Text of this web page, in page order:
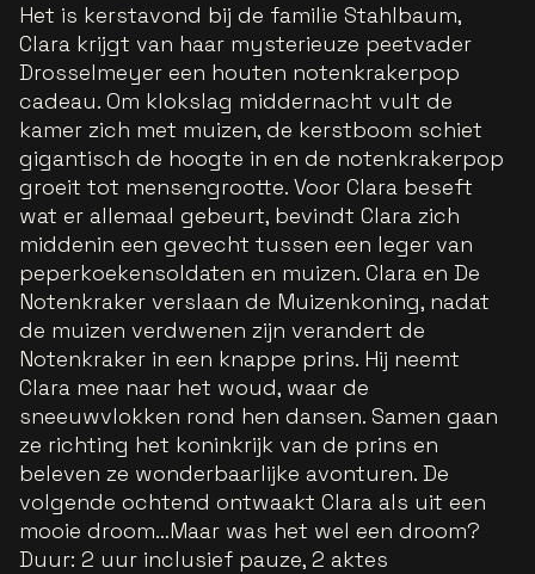
Het is kerstavond bij de familie Stahlbaum,
Clara krijgt van haar mysterieuze peetvader
Drosselmeyer een houten notenkrakerpop
cadeau. Om klokslag middernacht vult de
kamer zich met muizen, de kerstboom schiet
gigantisch de hoogte in en de notenkrakerpop
groeit tot mensengrootte. Voor Clara beseft
wat er allemaal gebeurt, bevindt Clara zich
middenin een gevecht tussen een leger van
peperkoekensoldaten en muizen. Clara en De
Notenkraker verslaan de Muizenkoning, nadat
de muizen verdwenen zijn verandert de
Notenkraker in een knappe prins. Hij neemt
Clara mee naar het woud, waar de
sneeuwvlokken rond hen dansen. Samen gaan
ze richting het koninkrijk van de prins en
beleven ze wonderbaarlijke avonturen. De
volgende ochtend ontwaakt Clara als uit een
mooie droom…Maar was het wel een droom?
Duur: 2 uur inclusief pauze, 2 aktes